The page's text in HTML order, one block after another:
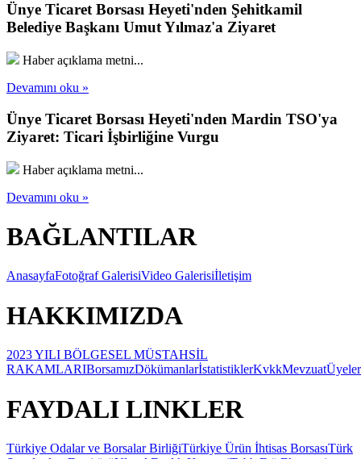
Ünye Ticaret Borsası Heyeti'nden Şehitkamil
Belediye Başkanı Umut Yılmaz'a Ziyaret
Haber açıklama metni...
Devamını oku »
Ünye Ticaret Borsası Heyeti'nden Mardin TSO'ya
Ziyaret: Ticari İşbirliğine Vurgu
Haber açıklama metni...
Devamını oku »
BAĞLANTILAR
AnasayfaFotoğraf GalerisiVideo Galerisiİletişim
HAKKIMIZDA
2023 YILI BÖLGESEL MÜSTAHSİL
RAKAMLARIBorsamızDökümanlarİstatistiklerKvkkMevzuatÜyeler
FAYDALI LINKLER
Türkiye Odalar ve Borsalar BirliğiTürkiye Ürün İhtisas BorsasıTürk